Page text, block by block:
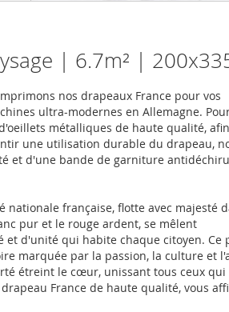
| 6.7m² |
nos drapeaux France pour vos
ultra-modernes en Allemagne.
métalliques de haute qualité,
une utilisation durable du drapeau,
et d'une bande de garniture
française, flotte avec majesté
pur et le rouge ardent, se mêlent
d'unité qui habite chaque citoyen. Ce
marquée par la passion, la culture et
étreint le cœur, unissant tous ceux qui
France de haute qualité, vous